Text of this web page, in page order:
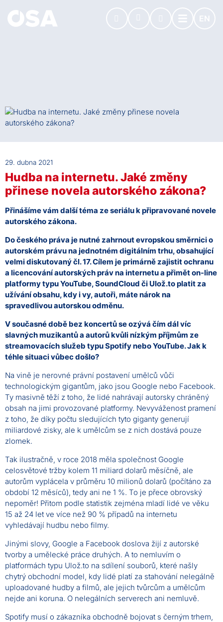
EN
29. dubna 2021
Hudba na internetu. Jaké změny
přinese novela autorského zákona?
Přinášíme vám další téma ze seriálu k připravované novele
autorského zákona.
Do českého práva je nutné zahrnout evropskou směrnici o
autorském právu na jednotném digitálním trhu, obsahující
velmi diskutovaný čl. 17. Cílem je primárně zajistit ochranu
a licencování autorských práv na internetu a přimět on-line
platformy typu YouTube, SoundCloud či Ulož.to platit za
užívání obsahu, kdy i vy, autoři, máte nárok na
spravedlivou autorskou odměnu.
V současné době bez koncertů se ozývá čím dál víc
slavných muzikantů a autorů kvůli nízkým příjmům ze
streamovacích služeb typu Spotify nebo YouTube. Jak k
téhle situaci vůbec došlo?
Na vině je nerovné právní postavení umělců vůči
technologickým gigantům, jako jsou Google nebo Facebook.
Ty masivně těží z toho, že lidé nahrávají autorsky chráněný
obsah na jimi provozované platformy. Nevyváženost pramení
z toho, že díky počtu sledujících tyto giganty generují
miliardové zisky, ale k umělcům se z nich dostává pouze
zlomek.
Tak ilustračně, v roce 2018 měla společnost Google
celosvětové tržby kolem 11 miliard dolarů měsíčně, ale
autorům vyplácela v průměru 10 milionů dolarů (počítáno za
období 12 měsíců), tedy ani ne 1 %. To je přece obrovský
nepoměr! Přitom podle statistik zejména mladí lidé ve věku
15 až 24 let ve více než 90 % případů na internetu
vyhledávají hudbu nebo filmy.
Jinými slovy, Google a Facebook doslova žijí z autorské
tvorby a umělecké práce druhých. A to nemluvím o
platformách typu Ulož.to na sdílení souborů, které našly
chytrý obchodní model, kdy lidé platí za stahování nelegálně
uploadované hudby a filmů, ale jejich tvůrcům a umělcům
nejde ani koruna. O nelegálních serverech ani nemluvě.
Spotify musí o zákazníka obchodně bojovat s černým trhem,